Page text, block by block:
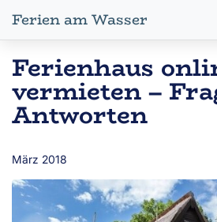
Ferien am Wasser
Ferienhaus
vermieten –
Antworten
März 2018